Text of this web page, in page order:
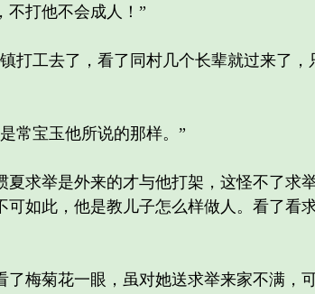
不打他不会成人！”
工去了，看了同村几个长辈就过来了，
常宝玉他所说的那样。”
求举是外来的才与他打架，这怪不了求
如此，他是教儿子怎么样做人。看了看
梅菊花一眼，虽对她送求举来家不满，